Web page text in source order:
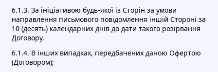
6.1.3. За ініціативою будь-якої із Сторін за умови
направлення письмового повідомлення іншій Стороні за
10 (десять) календарних днів до дати такого розірвання
Договору.
6.1.4. В інших випадках, передбачених даною Офертою
(Договором);